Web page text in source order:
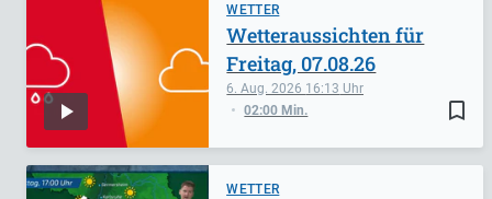
WETTER
bookmark_border
6. Aug. 2026 16:13
02:00 Min.
Wetteraussichten für
Freitag, 07.08.26
WETTER